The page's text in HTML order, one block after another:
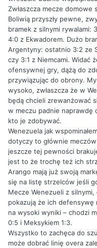
Zwłaszcza mecze
Boliwią przyszły pewne,
bramek z silnymi rywalami:
4:0 z Ekwadorem. Dużo
Argentyny: ostatnio 3:2 ze
czy 3:1 z Niemcami. Widać
ofensywnej gry, dążą do
przywiązując do obrony.
wysoko, zwłaszcza że w
będą chcieli zrewanżować
w meczu padnie naprawdę
kto je zdobywać.
Wenezuela jak
dotyczy to głównie
jeszcze tej pewności
jest to że trochę też ich
Arango mają już swoją
się na listę strzelców jeśli
Mecze Wenezueli z
pokazują że ich
na wysoki wyniki – chodzi
0:5 i Meksykiem 1:3.
Wszystko to zachęca do
może dobrać linię overa